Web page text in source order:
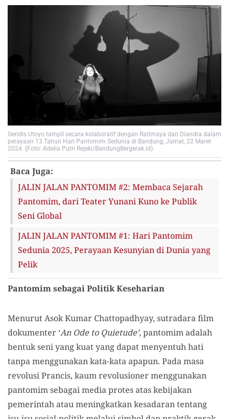
Gendis Utoyo tampil secara kolaboratif dengan Ratimaya dan Diandra dalam
perayaan 13 Tahun Hari Pantomim Sedunia di Bandung, Jumat, 22 Maret
2024. (Foto: Adelia Putri Rejeki/BandungBergerak.id)
Baca Juga:
JALIN JALAN PANTOMIM #2: Membaca Sejarah
Pantomim, dari Teater Yunani Kuno ke Publik
Seni Global
JALIN JALAN PANTOMIM #1: Hari Pantomim
Sedunia 2025, Perayaan Kesunyian di Dunia yang
Pelik
Pantomim sebagai Politik Keseharian
Menurut Asok Kumar Chattopadhyay, sutradara film
dokumenter ‘An Ode to Quietude’, pantomim adalah
bentuk seni yang kuat yang dapat menyentuh hati
tanpa menggunakan kata-kata apapun. Pada masa
revolusi Prancis, kaum revolusioner menggunakan
pantomim sebagai media protes atas kebijakan
pemerintah atau meningkatkan kesadaran tentang